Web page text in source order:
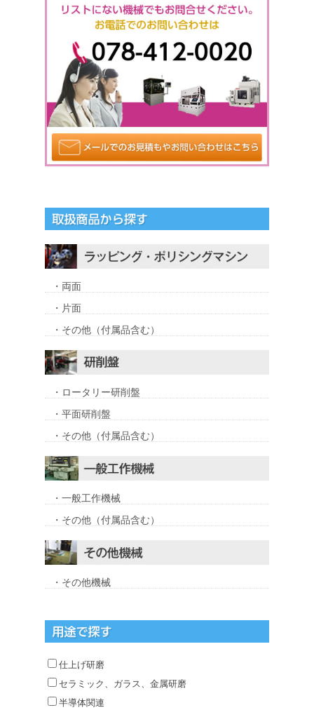
・両面
・片面
・その他（付属品含む）
・ロータリー研削盤
・平面研削盤
・その他（付属品含む）
・一般工作機械
・その他（付属品含む）
・その他機械
仕上げ研磨
セラミック、ガラス、金属研磨
半導体関連